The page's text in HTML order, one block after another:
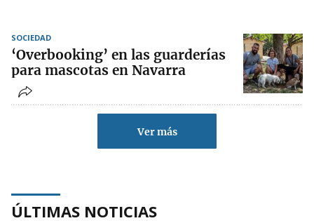
SOCIEDAD
‘Overbooking’ en las guarderías
para mascotas en Navarra
Ver más
ÚLTIMAS NOTICIAS